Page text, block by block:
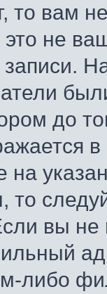
то вам
не
записи.
до
то
вы
либо